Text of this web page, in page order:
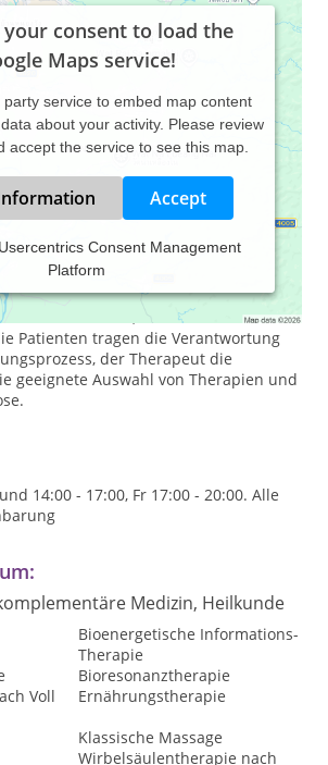
your consent to load the
Maps service!
service to embed map content
about your activity. Please review
accept the service to see this map.
Accept
Usercentrics Consent Management
Platform
von meinem Beruf als Heilpraktiker:
von mir, mit meinen Kenntnissen und
lassen, wieder heil zu
Patienten tragen die Verantwortung
der Therapeut die
geeignete Auswahl von Therapien und
14:00 - 17:00, Fr 17:00 - 20:00. Alle
Medizin, Heilkunde
Bioenergetische Informations-
Therapie
Bioresonanztherapie
Voll
Ernährungstherapie
Klassische Massage
Wirbelsäulentherapie nach